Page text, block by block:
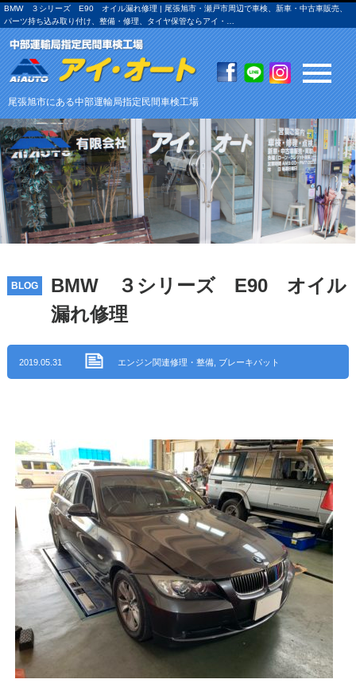
BMW ３シリーズ E90 オイル漏れ修理 | 尾張旭市・瀬戸市周辺で車検、新車・中古車販売、
パーツ持ち込み取り付け、整備・修理、タイヤ保管ならアイ・…
尾張旭市にある中部運輸局指定民間車検工場
BMW ３シリーズ E90 オイル
漏れ修理
BLOG
2019.05.31 エンジン関連修理・整備, ブレーキパット
アイ・オート ブログ,尾張旭市